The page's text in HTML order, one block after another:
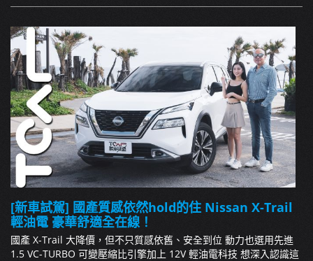
[新車試駕] 國產質感依然hold的住 Nissan X-Trail
輕油電 豪華舒適全在線！
國產 X-Trail 大降價，但不只質感依舊、安全到位 動力也選用先進
1.5 VC-TURBO 可變壓縮比引擎加上 12V 輕油電科技 想深入認識這